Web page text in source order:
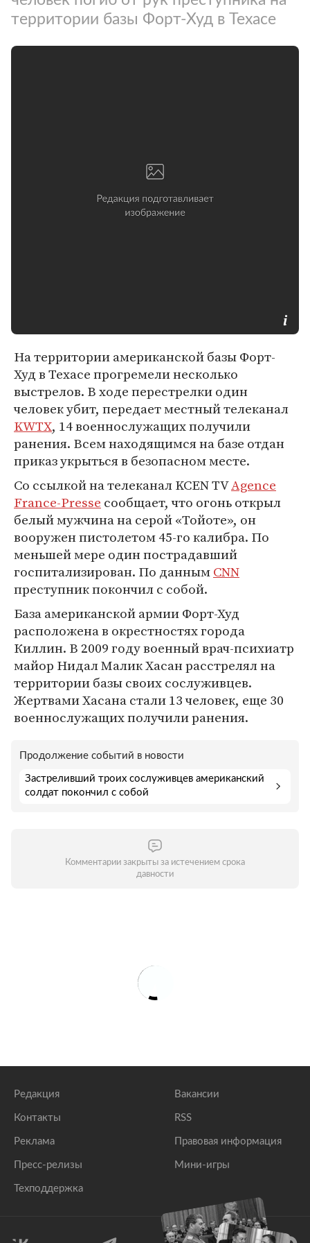
территории базы Форт-Худ в Техасе
На территории американской базы Форт-
Худ в Техасе прогремели несколько
выстрелов. В ходе перестрелки один
человек убит, передает местный телеканал
KWTX, 14 военнослужащих получили
ранения. Всем находящимся на базе отдан
приказ укрыться в безопасном месте.
Со ссылкой на телеканал KCEN TVAgence
France-Presse сообщает, что огонь открыл
белый мужчина на серой «Тойоте», он
вооружен пистолетом 45-го калибра. По
меньшей мере один пострадавший
госпитализирован. По даннымCNN
преступник покончил с собой.
База американской армии Форт-Худ
расположена в окрестностях города
Киллин. В 2009 году военный врач-психиатр
майор Нидал Малик Хасан расстрелял на
территории базы своих сослуживцев.
Жертвами Хасана стали 13 человек, еще 30
военнослужащих получили ранения.
Продолжение событий в новости
Застреливший троих сослуживцев американский
солдат покончил с собой
Комментарии закрыты за истечением срока
давности
Редакция
Контакты
Реклама
Пресс-релизы
Техподдержка
Вакансии
RSS
Правовая информация
Мини-игры